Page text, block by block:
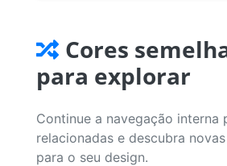
Cores
para explorar
Continue a navegação interna
relacionadas e descubra
para o seu design.